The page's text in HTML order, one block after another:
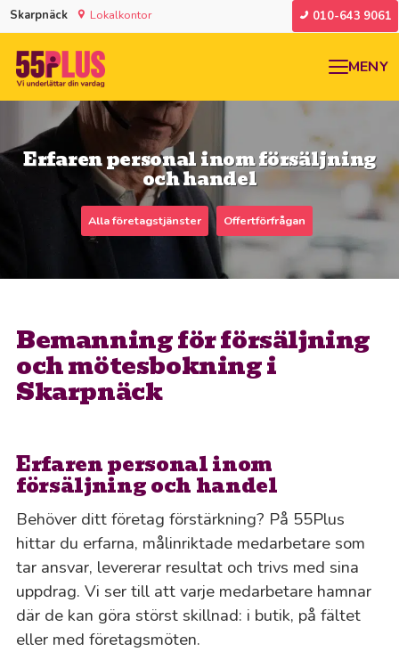
Skarpnäck Lokalkontor 010-643 9061
MENY
Erfaren personal inom försäljning
och handel
Alla företagstjänster Offertförfrågan
Bemanning för försäljning
och mötesbokning i
Skarpnäck
Erfaren personal inom
försäljning och handel
Behöver ditt företag förstärkning? På 55Plus
hittar du erfarna, målinriktade medarbetare som
tar ansvar, levererar resultat och trivs med sina
uppdrag. Vi ser till att varje medarbetare hamnar
där de kan göra störst skillnad: i butik, på fältet
eller med företagsmöten.